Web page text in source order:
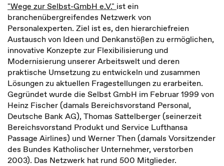
"Wege zur Selbst-GmbH e.V." ist ein
branchenübergreifendes Netzwerk von
Personalexperten. Ziel ist es, den hierarchiefreien
Austausch von Ideen und Denkanstößen zu ermöglichen,
innovative Konzepte zur Flexibilisierung und
Modernisierung unserer Arbeitswelt und deren
praktische Umsetzung zu entwickeln und zusammen
Lösungen zu aktuellen Fragestellungen zu erarbeiten.
Gegründet wurde die Selbst GmbH im Februar 1999 von
Heinz Fischer (damals Bereichsvorstand Personal,
Deutsche Bank AG), Thomas Sattelberger (seinerzeit
Bereichsvorstand Produkt und Service Lufthansa
Passage Airlines) und Werner Then (damals Vorsitzender
des Bundes Katholischer Unternehmer, verstorben
2003). Das Netzwerk hat rund 500 Mitglieder.